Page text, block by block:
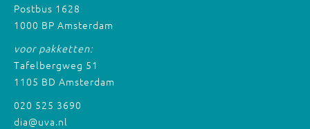
Postbus 1628
1000 BP Amsterdam
voor pakketten:
Tafelbergweg 51
1105 BD Amsterdam
020 525 3690
dia@uva.nl